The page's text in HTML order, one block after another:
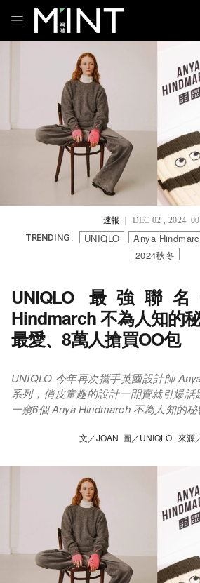
速報 ｜ DEC 02 , 2024
TRENDING : UNIQLO Anya
2024秋冬
UNIQLO 最強聯
Hindmarch 不為人知的
最愛、8萬人搶買OO包
UNIQLO 今年再次攜手英國設計師
系列，俏皮童趣的設計一開賣就引爆
一窺6個 Anya Hindmarch 不為人知的秘
文／JOAN 圖／UNIQLO 來源